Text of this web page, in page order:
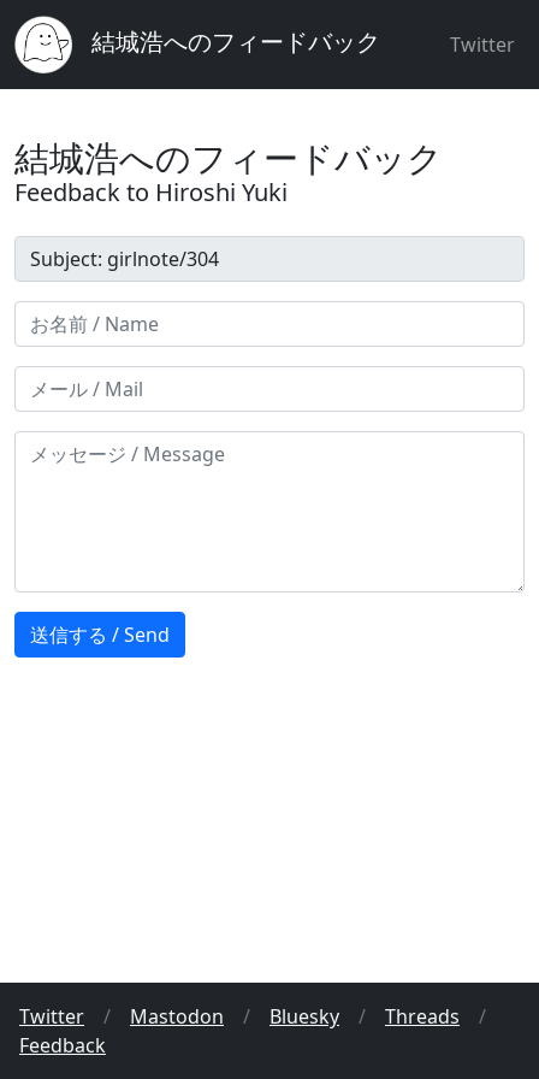
結城浩へのフィードバック Twitter
結城浩へのフィードバック
Feedback to Hiroshi Yuki
Twitter / Mastodon / Bluesky / Threads
/
Feedback